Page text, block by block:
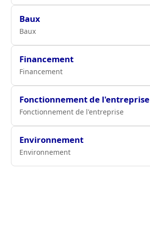
Baux
Baux
Financement
Financement
Fonctionnement de l'entreprise
Fonctionnement de l'entreprise
Environnement
Environnement